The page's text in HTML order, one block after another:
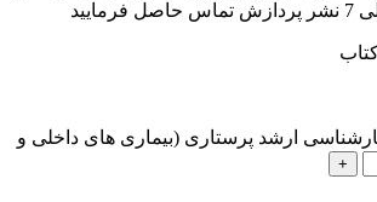
ارشد پرستاری (بیماری های داخلی و